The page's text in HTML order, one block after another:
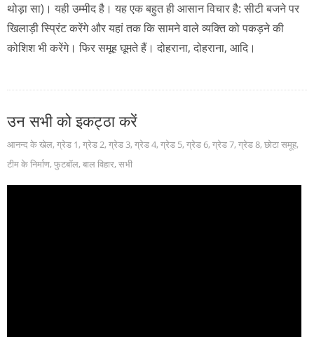
थोड़ा सा)। यही उम्मीद है। यह एक बहुत ही आसान विचार है: सीटी बजने पर
खिलाड़ी स्प्रिंट करेंगे और यहां तक कि सामने वाले व्यक्ति को पकड़ने की
कोशिश भी करेंगे। फिर समूह घूमते हैं। दोहराना, दोहराना, आदि।
उन सभी को इकट्ठा करें
आनन्द के खेल, ग्रेड 1, ग्रेड 2, ग्रेड 3, ग्रेड 4, ग्रेड 5, ग्रेड 6, ग्रेड 7, ग्रेड 8, छोटा समूह,
टीम के निर्माण, फुटबॉल, बाल विहार, सभी